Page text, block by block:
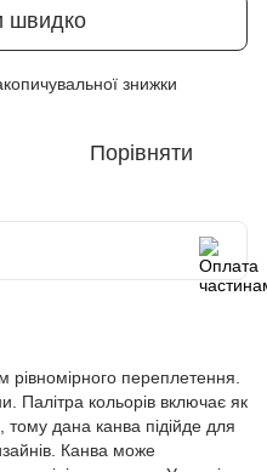
швидко
знижки
Порівняти
переплетення.
Палітра кольорів включає як
тому дана канва підійде для
Канва може